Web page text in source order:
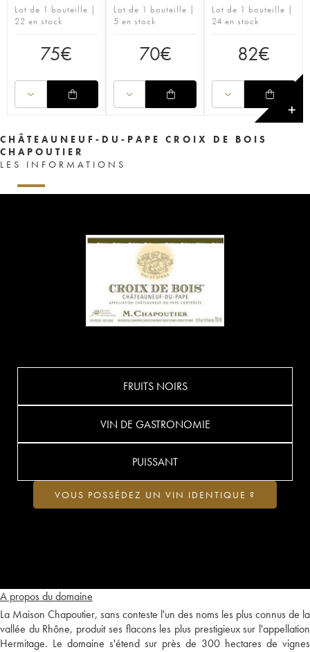
Lot de 1 bouteille |
22 en stock
75€
Lot de 1 bouteille |
5 en stock
70€
Lot de 1 bouteille |
24 en stock
82€
✕
CHÂTEAUNEUF-DU-PAPE CROIX DE BOIS
CHAPOUTIER
LES INFORMATIONS
A propos du domaine
La Maison Chapoutier, sans conteste l'un des noms les plus connus de la
vallée du Rhône, produit ses flacons les plus prestigieux sur l'appellation
Hermitage. Le domaine s'étend sur près de 300 hectares de vignes
FRUITS NOIRS
VIN DE GASTRONOMIE
PUISSANT
VOUS POSSÉDEZ UN VIN IDENTIQUE ?